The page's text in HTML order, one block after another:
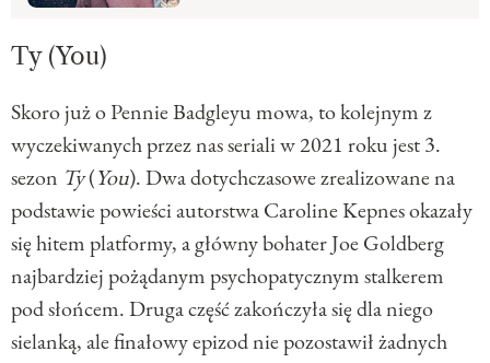
Ty (You)
Skoro już o Pennie Badgleyu mowa, to kolejnym z
wyczekiwanych przez nas seriali w 2021 roku jest 3.
sezon Ty(You). Dwa dotychczasowe zrealizowane na
podstawie powieści autorstwa Caroline Kepnes okazały
się hitem platformy, a główny bohater Joe Goldberg
najbardziej pożądanym psychopatycznym stalkerem
pod słońcem. Druga część zakończyła się dla niego
sielanką, ale finałowy epizod nie pozostawił żadnych